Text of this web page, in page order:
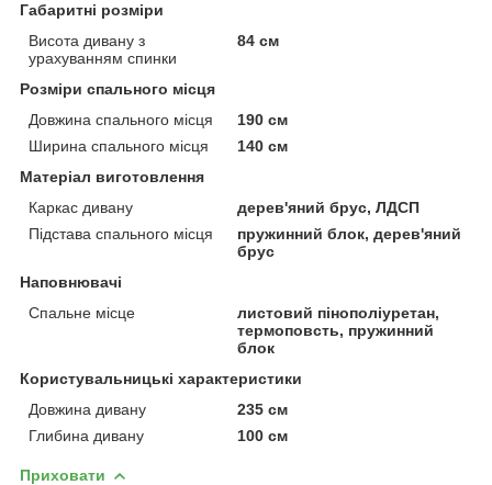
Габаритні розміри
Висота дивану з
урахуванням спинки
84 см
Розміри спального місця
Довжина спального місця
190 см
Ширина спального місця
140 см
Матеріал виготовлення
Каркас дивану
дерев'яний брус, ЛДСП
Підстава спального місця
пружинний блок, дерев'яний
брус
Наповнювачі
Спальне місце
листовий пінополіуретан,
термоповсть, пружинний
блок
Користувальницькі характеристики
Довжина дивану
235 см
Глибина дивану
100 см
Приховати